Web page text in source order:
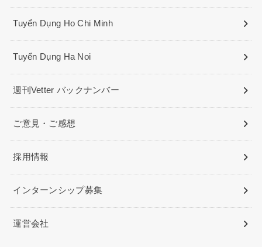
Tuyển Dụng Ho Chi Minh
Tuyển Dụng Ha Noi
週刊Vetter バックナンバー
ご意見・ご感想
採用情報
インターンシップ募集
運営会社